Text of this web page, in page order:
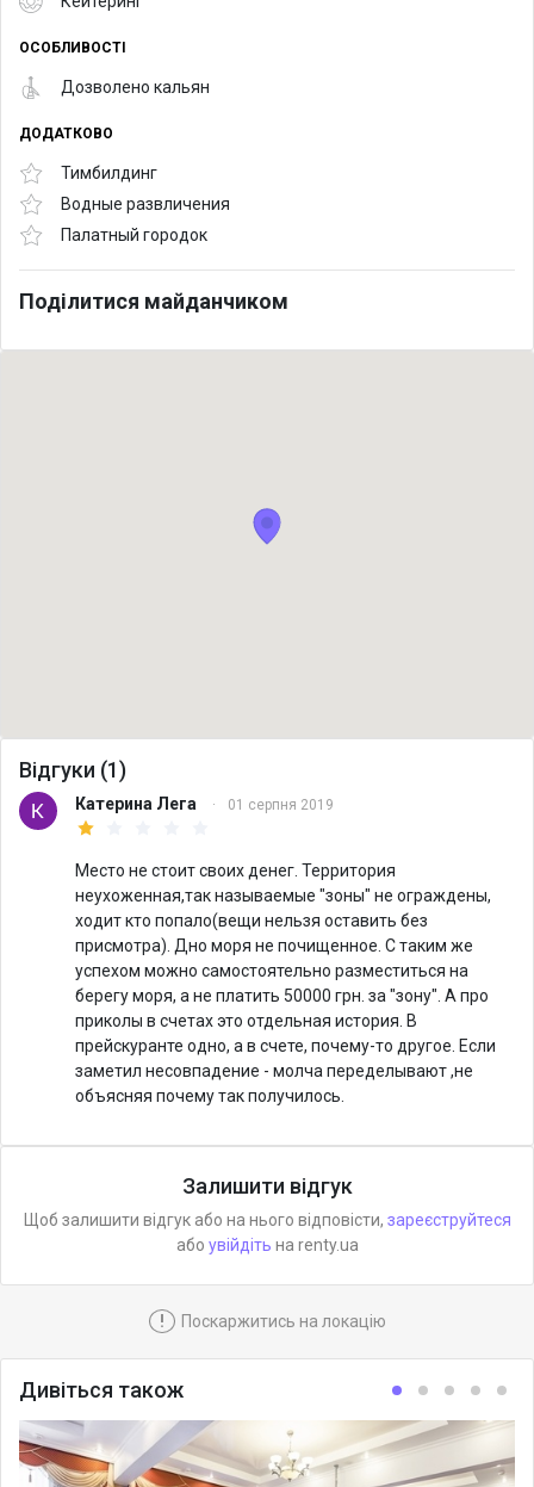
ОСОБЛИВОСТІ
Дозволено кальян
ДОДАТКОВО
Тимбилдинг
Водные развличения
Палатный городок
Поділитися майданчиком
Відгуки (1)
Катерина Лега · 01 серпня 2019
Место не стоит своих денег. Территория
неухоженная,так называемые "зоны" не ограждены,
ходит кто попало(вещи нельзя оставить без
присмотра). Дно моря не почищенное. С таким же
успехом можно самостоятельно разместиться на
берегу моря, а не платить 50000 грн. за "зону". А про
приколы в счетах это отдельная история. В
прейскуранте одно, а в счете, почему-то другое. Если
заметил несовпадение - молча переделывают ,не
объясняя почему так получилось.
Залишити відгук
Щоб залишити відгук або на нього відповісти, зареєструйтеся
або увійдіть на renty.ua
! Поскаржитись на локацію
Дивіться також